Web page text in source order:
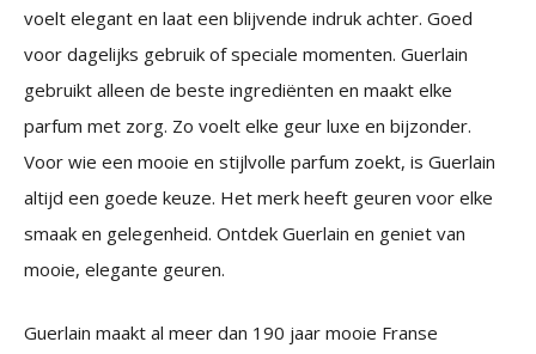
voelt elegant en laat een blijvende indruk achter. Goed
voor dagelijks gebruik of speciale momenten. Guerlain
gebruikt alleen de beste ingrediënten en maakt elke
parfum met zorg. Zo voelt elke geur luxe en bijzonder.
Voor wie een mooie en stijlvolle parfum zoekt, is Guerlain
altijd een goede keuze. Het merk heeft geuren voor elke
smaak en gelegenheid. Ontdek Guerlain en geniet van
mooie, elegante geuren.
Guerlain maakt al meer dan 190 jaar mooie Franse